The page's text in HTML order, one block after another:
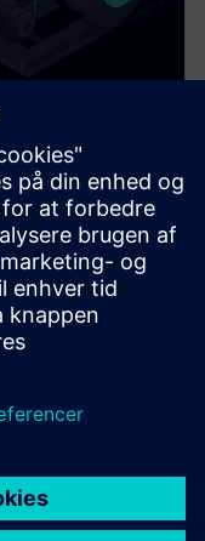
drives
Edge
energy